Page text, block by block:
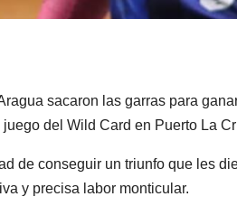
sacaron las garras para
del Wild Card en Puerto La
de conseguir un triunfo que les
y precisa labor monticular.